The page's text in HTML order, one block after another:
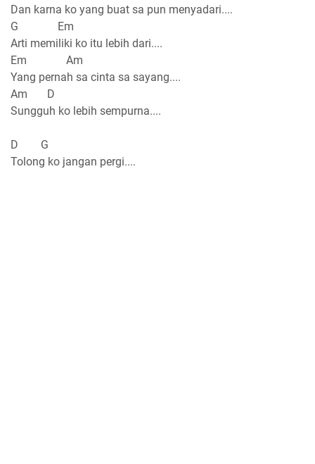
Dan karna ko yang buat sa pun menyadari....
G Em
Arti memiliki ko itu lebih dari....
Em Am
Yang pernah sa cinta sa sayang....
Am D
Sungguh ko lebih sempurna....
D G
Tolong ko jangan pergi....